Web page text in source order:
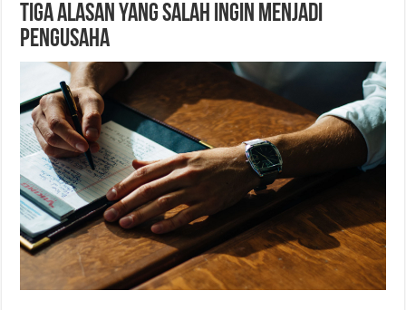
Tiga Alasan yang Salah Ingin Menjadi
Pengusaha